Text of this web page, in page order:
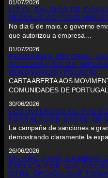
01/07/2026
LÍTIO: BALDIOS DE
RESOLUÇÃO
No dia 6 de maio, o governo
que autorizou a empresa…
01/07/2026
PROGRAMA SETORIAL
ACELERAÇÃO DA
RENOVÁVEIS (PSZAER)
CARTA ABERTA AOS
COMUNIDADES DE
30/06/2026
LOS INTENTOS DE
FORTALECEN DESDE
La campaña de sanciones a
demostrando claramente la
26/06/2026
UN AÑO PARA CAMBIAR
EXPLICA POR QUÉ
OTRA OPCIÓN QUE